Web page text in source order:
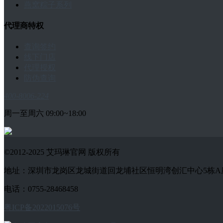
代理商特权
周一至周六 09:00~18:00
©2012-2025 艾玛琳官网 版权所有
地址：深圳市龙岗区龙城街道回龙埔社区恒明湾创汇中心5栋A
电话：0755-28468458
粤ICP备2022015076号